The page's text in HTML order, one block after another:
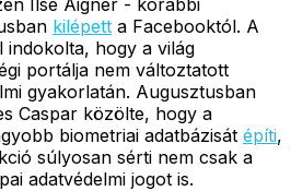
kilépett a Facebooktól. A
indokolta, hogy a világ
portálja nem változtatott
gyakorlatán. Augusztusban
Caspar közölte, hogy a
biometriai adatbázisát építi,
súlyosan sérti nem csak a
adatvédelmi jogot is.